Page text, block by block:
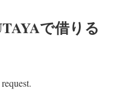
で借りる